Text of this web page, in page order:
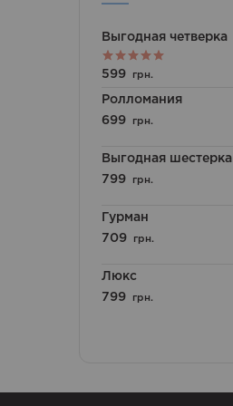
Выгодная четверка
Оценка
599 грн.
Ролломания
699
грн.
Выгодная шестерка
799
грн.
Гурман
709
грн.
Люкс
799
грн.